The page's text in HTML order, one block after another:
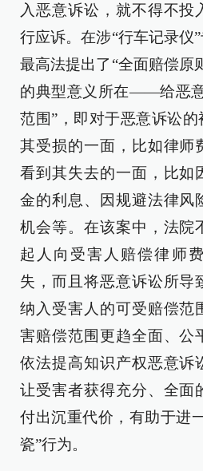
入恶意诉讼，就不得不投
行应诉。在涉“行车记录仪
最高法提出了“全面赔偿原
的典型意义所在——给恶
范围”，即对于恶意诉讼的
其受损的一面，比如律师
看到其失去的一面，比如
金的利息、因规避法律风
机会等。在该案中，法院
起人向受害人赔偿律师
失，而且将恶意诉讼所导
纳入受害人的可受赔偿范
害赔偿范围更趋全面、公
依法提高知识产权恶意诉
让受害者获得充分、全面
付出沉重代价，有助于进
瓷”行为。